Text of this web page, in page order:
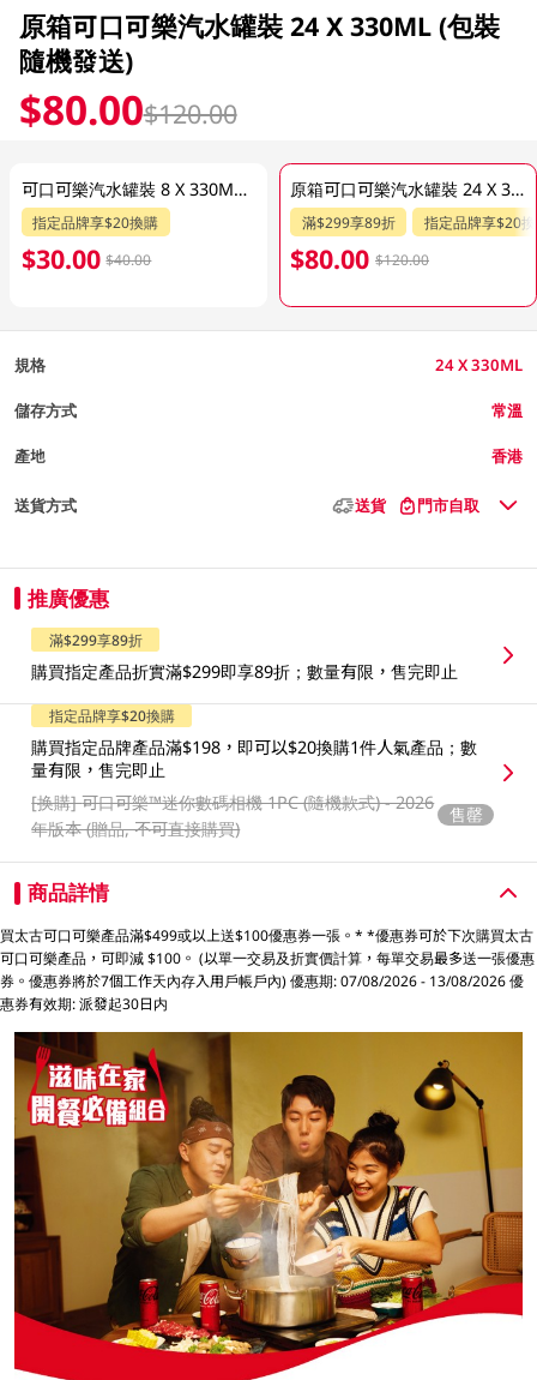
原箱可口可樂汽水罐裝 24 X 330ML (包裝
隨機發送)
$80.00$120.00
可口可樂汽水罐裝 8 X 330ML(包裝隨機發送)
指定品牌享$20換購
$30.00 $40.00
原箱可口可樂汽水罐裝 24 X 330ML (包裝隨機發送)
滿$299享89折 指定品牌享$20
$80.00 $120.00
規格 24 X 330ML
儲存方式 常溫
產地 香港
送貨方式 送貨 門市自取
推廣優惠
滿$299享89折
購買指定產品折實滿$299即享89折；數量有限，售完即止
指定品牌享$20換購
購買指定品牌產品滿$198，即可以$20換購1件人氣產品；數
量有限，售完即止
[换購]可口可樂™️迷你數碼相機 1PC (隨機款式) - 2026
年版本 (贈品, 不可直接購買)
售罄
商品詳情
買太古可口可樂產品滿$499或以上送$100優惠券一張。* *優惠券可於下次購買太古
可口可樂產品，可即減 $100。 (以單一交易及折實價計算，每單交易最多送一張優惠
券。優惠券將於7個工作天內存入用戶帳戶內) 優惠期: 07/08/2026 - 13/08/2026 優
惠券有效期: 派發起30日内